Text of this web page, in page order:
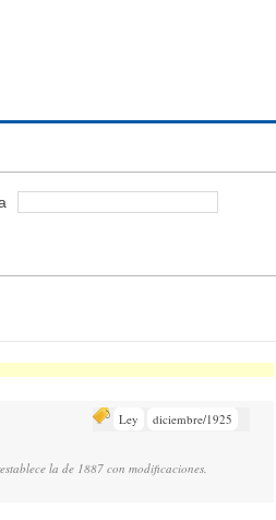
Ley diciembre/1925
la de 1887 con modificaciones.